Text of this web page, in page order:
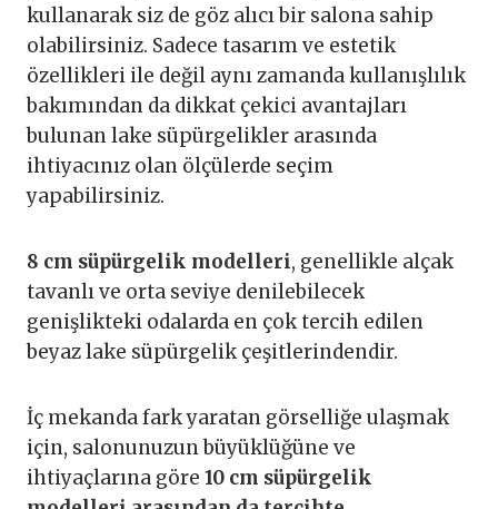
kullanarak siz de göz alıcı bir salona sahip
olabilirsiniz. Sadece tasarım ve estetik
özellikleri ile değil aynı zamanda kullanışlılık
bakımından da dikkat çekici avantajları
bulunan lake süpürgelikler arasında
ihtiyacınız olan ölçülerde seçim
yapabilirsiniz.
8 cm süpürgelik modelleri, genellikle alçak
tavanlı ve orta seviye denilebilecek
genişlikteki odalarda en çok tercih edilen
beyaz lake süpürgelik çeşitlerindendir.
İç mekanda fark yaratan görselliğe ulaşmak
için, salonunuzun büyüklüğüne ve
ihtiyaçlarına göre 10 cm süpürgelik